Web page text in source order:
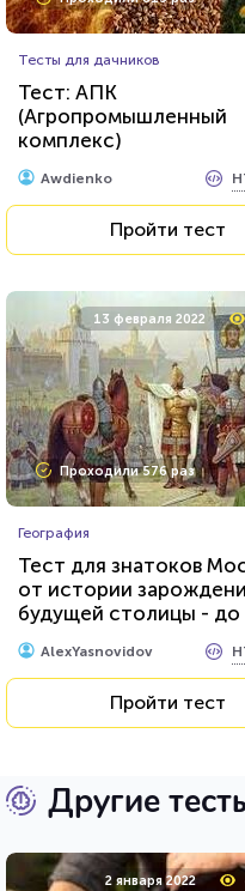
Тесты для дачников
Тест: АПК
(Агропромышленный
комплекс)
Awdienko
Пройти тест
13 февраля 2022
Проходили 576 раз
География
Тест для знатоков
от истории
будущей столицы - до
присвоения звания
герой»
AlexYasnovidov
Пройти тест
Другие
2 января 2022